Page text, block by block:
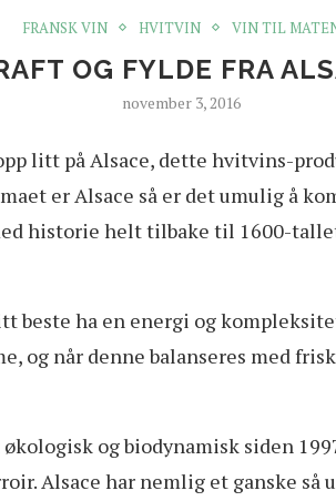
FRANSK VIN HVITVIN VIN TIL
OG FYLDE FRA
november 3, 2016
litt på Alsace, dette hvitvins-
er Alsace så er det umulig å
historie helt tilbake til 1600-
beste ha en energi og
og når denne balanseres med
og biodynamisk siden
Alsace har nemlig et ganske så